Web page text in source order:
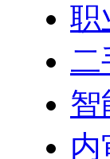
职
二
智
内